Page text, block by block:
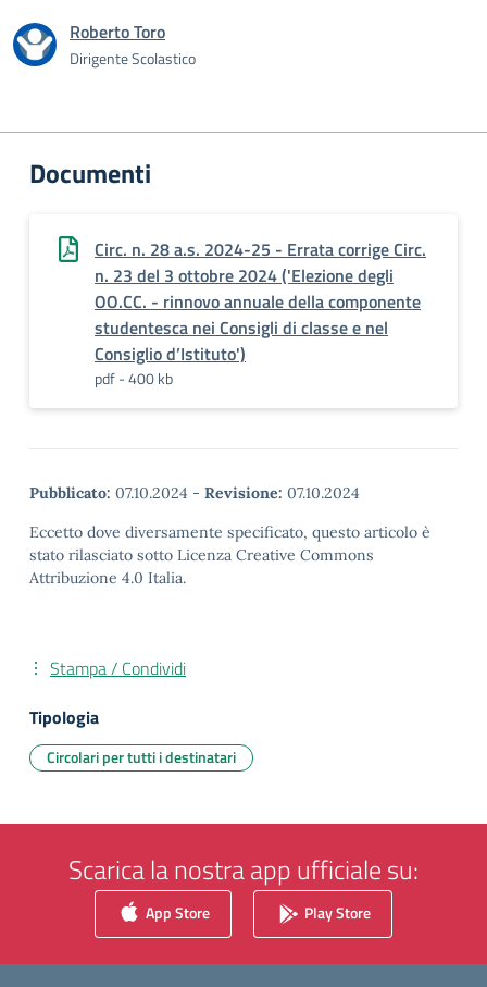
Roberto Toro
Dirigente Scolastico
Documenti
Circ. n. 28 a.s. 2024-25 - Errata corrige Circ.
n. 23 del 3 ottobre 2024 ('Elezione degli
OO.CC. - rinnovo annuale della componente
studentesca nei Consigli di classe e nel
Consiglio d’Istituto')
pdf - 400 kb
Pubblicato: 07.10.2024 - Revisione: 07.10.2024
Eccetto dove diversamente specificato, questo articolo è
stato rilasciato sotto Licenza Creative Commons
Attribuzione 4.0 Italia.
Stampa / Condividi
Tipologia
Circolari per tutti i destinatari
Scarica la nostra app ufficiale su:
App Store Play Store